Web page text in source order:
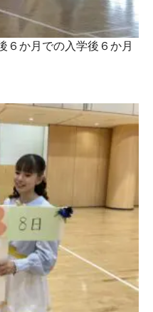
６か月での入学後６か月